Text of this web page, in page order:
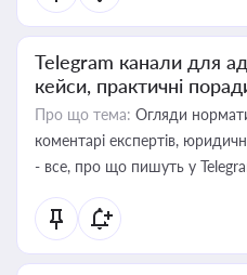
Telegram канали для
кейси, практичні
Про що тема: Огляди
коментарі експертів,
- все, про що пишуть у